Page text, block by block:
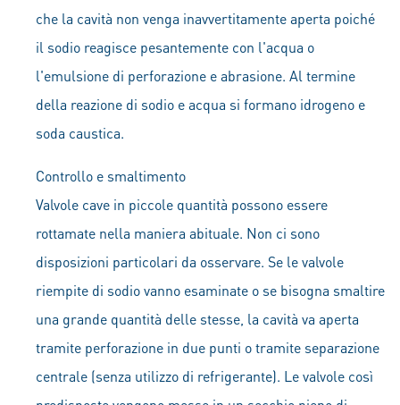
che la cavità non venga inavvertitamente aperta poiché
il sodio reagisce pesantemente con l'acqua o
l'emulsione di perforazione e abrasione. Al termine
della reazione di sodio e acqua si formano idrogeno e
soda caustica.
Controllo e smaltimento
Valvole cave in piccole quantità possono essere
rottamate nella maniera abituale. Non ci sono
disposizioni particolari da osservare. Se le valvole
riempite di sodio vanno esaminate o se bisogna smaltire
una grande quantità delle stesse, la cavità va aperta
tramite perforazione in due punti o tramite separazione
centrale (senza utilizzo di refrigerante). Le valvole così